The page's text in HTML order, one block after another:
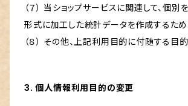
（７） 当ショップサービスに関連して、個
形式に加工した統計データを作成するため
（８） その他、上記利用目的に付随する目
3. 個人情報利用目的の変更